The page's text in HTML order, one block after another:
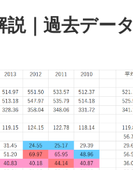
｜過去データ